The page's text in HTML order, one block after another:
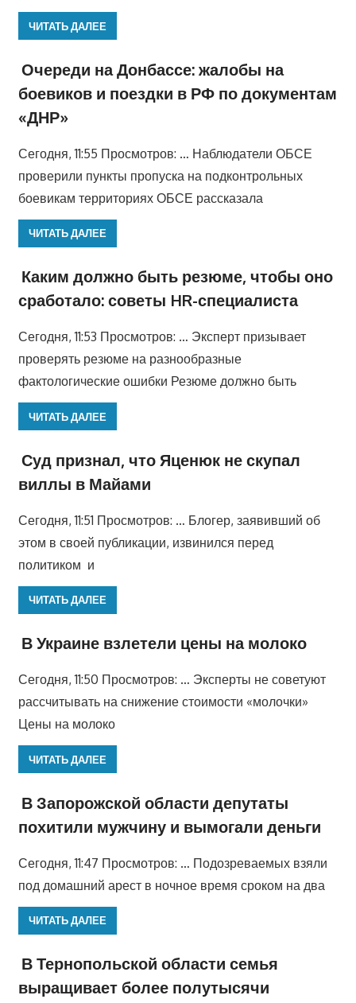
ЧИТАТЬ ДАЛЕЕ
Очереди на Донбассе: жалобы на
боевиков и поездки в РФ по документам
«ДНР»
Сегодня, 11:55 Просмотров: … Наблюдатели ОБСЕ
проверили пункты пропуска на подконтрольных
боевикам территориях ОБСЕ рассказала
ЧИТАТЬ ДАЛЕЕ
Каким должно быть резюме, чтобы оно
сработало: советы HR-специалиста
Сегодня, 11:53 Просмотров: … Эксперт призывает
проверять резюме на разнообразные
фактологические ошибки Резюме должно быть
ЧИТАТЬ ДАЛЕЕ
Суд признал, что Яценюк не скупал
виллы в Майами
Сегодня, 11:51 Просмотров: … Блогер, заявивший об
этом в своей публикации, извинился перед
политиком и
ЧИТАТЬ ДАЛЕЕ
В Украине взлетели цены на молоко
Сегодня, 11:50 Просмотров: … Эксперты не советуют
рассчитывать на снижение стоимости «молочки»
Цены на молоко
ЧИТАТЬ ДАЛЕЕ
В Запорожской области депутаты
похитили мужчину и вымогали деньги
Сегодня, 11:47 Просмотров: … Подозреваемых взяли
под домашний арест в ночное время сроком на два
ЧИТАТЬ ДАЛЕЕ
В Тернопольской области семья
выращивает более полутысячи